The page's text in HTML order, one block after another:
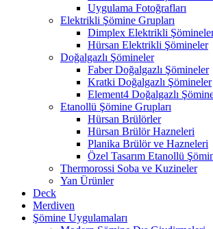
Uygulama Fotoğrafları
Elektrikli Şömine Grupları
Dimplex Elektrikli
Hürsan Elektrikli Şömineler
Doğalgazlı Şömineler
Faber Doğalgazlı Şömineler
Kratki Doğalgazlı Şömineler
Element4 Doğalgazlı
Etanollü Şömine Grupları
Hürsan Brülörler
Hürsan Brülör Hazneleri
Planika Brülör ve Hazneleri
Özel Tasarım Etanollü
Thermorossi Soba ve Kuzineler
Yan Ürünler
Deck
Merdiven
Şömine Uygulamaları